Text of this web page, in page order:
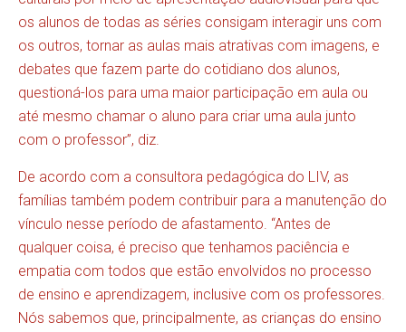
os alunos de todas as séries consigam interagir uns com
os outros, tornar as aulas mais atrativas com imagens, e
debates que fazem parte do cotidiano dos alunos,
questioná-los para uma maior participação em aula ou
até mesmo chamar o aluno para criar uma aula junto
com o professor”, diz.
De acordo com a consultora pedagógica do LIV, as
famílias também podem contribuir para a manutenção do
vínculo nesse período de afastamento. “Antes de
qualquer coisa, é preciso que tenhamos paciência e
empatia com todos que estão envolvidos no processo
de ensino e aprendizagem, inclusive com os professores.
Nós sabemos que, principalmente, as crianças do ensino